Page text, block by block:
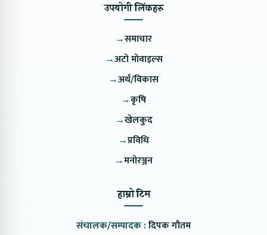
उपयोगी लिंकहरु
→समाचार
→अटो मोवाइल्स
→अर्थ/विकास
→कृषि
→खेलकुद
→प्रविधि
→मनोरञ्जन
हाम्रो टिम
संचालक/सम्पादक :दिपक गौतम